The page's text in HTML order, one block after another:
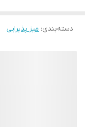
همه تصاویر محصول را
دسته‌بندی: میز پذیرایی